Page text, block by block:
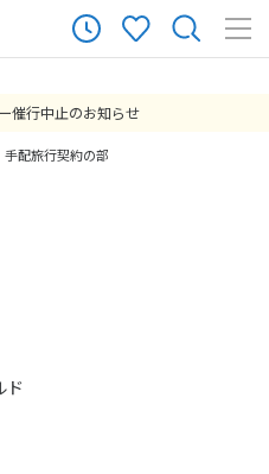
りません
催行中止のお知らせ
手配旅行契約の部
ド